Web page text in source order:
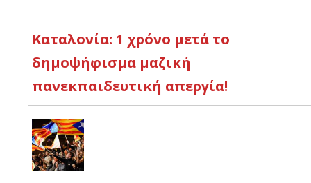
Καταλονία: 1 χρόνο μετά το
δημοψήφισμα μαζική
πανεκπαιδευτική απεργία!